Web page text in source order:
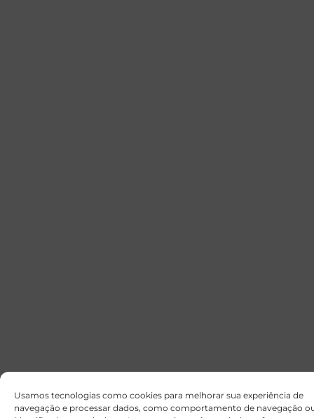
Usamos tecnologias como cookies para melhorar sua experiência de
navegação e processar dados, como comportamento de navegação